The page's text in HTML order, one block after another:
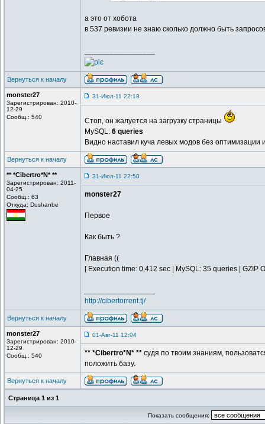
а это от хобота
в 537 ревизии не знаю сколько должно быть
Вернуться к началу
monster27
Зарегистрирован: 2010-
12-29
Сообщ.: 540
31-Июл-11 22:18
Стоп, он жалуется на загрузку страницы
MySQL: 6 queries
Видно наставил куча левых модов без
Вернуться к началу
** *Cibertro*N* **
Зарегистрирован: 2011-
04-25
Сообщ.: 63
Откуда: Dushanbe
31-Июл-11 22:50
monster27
Первое
Как быть ?
Главная ((
[ Execution time: 0,412 sec | MySQL: 35 queries | GZIP
http://cibertorrent.tj/
Вернуться к началу
monster27
Зарегистрирован: 2010-
12-29
Сообщ.: 540
01-Авг-11 12:04
** *Cibertro*N* ** судя по твоим знаниям,
положить базу.
Вернуться к началу
Страница 1 из 1
Показать сообщения: